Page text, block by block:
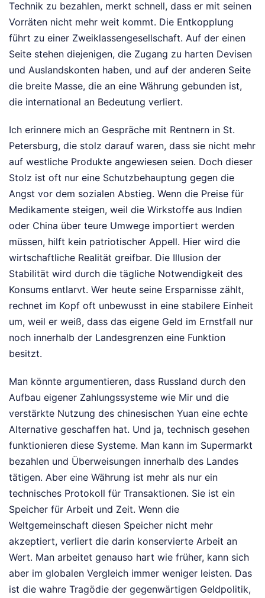
Technik zu bezahlen, merkt schnell, dass er mit seinen
Vorräten nicht mehr weit kommt. Die Entkopplung
führt zu einer Zweiklassengesellschaft. Auf der einen
Seite stehen diejenigen, die Zugang zu harten Devisen
und Auslandskonten haben, und auf der anderen Seite
die breite Masse, die an eine Währung gebunden ist,
die international an Bedeutung verliert.
Ich erinnere mich an Gespräche mit Rentnern in St.
Petersburg, die stolz darauf waren, dass sie nicht mehr
auf westliche Produkte angewiesen seien. Doch dieser
Stolz ist oft nur eine Schutzbehauptung gegen die
Angst vor dem sozialen Abstieg. Wenn die Preise für
Medikamente steigen, weil die Wirkstoffe aus Indien
oder China über teure Umwege importiert werden
müssen, hilft kein patriotischer Appell. Hier wird die
wirtschaftliche Realität greifbar. Die Illusion der
Stabilität wird durch die tägliche Notwendigkeit des
Konsums entlarvt. Wer heute seine Ersparnisse zählt,
rechnet im Kopf oft unbewusst in eine stabilere Einheit
um, weil er weiß, dass das eigene Geld im Ernstfall nur
noch innerhalb der Landesgrenzen eine Funktion
besitzt.
Man könnte argumentieren, dass Russland durch den
Aufbau eigener Zahlungssysteme wie Mir und die
verstärkte Nutzung des chinesischen Yuan eine echte
Alternative geschaffen hat. Und ja, technisch gesehen
funktionieren diese Systeme. Man kann im Supermarkt
bezahlen und Überweisungen innerhalb des Landes
tätigen. Aber eine Währung ist mehr als nur ein
technisches Protokoll für Transaktionen. Sie ist ein
Speicher für Arbeit und Zeit. Wenn die
Weltgemeinschaft diesen Speicher nicht mehr
akzeptiert, verliert die darin konservierte Arbeit an
Wert. Man arbeitet genauso hart wie früher, kann sich
aber im globalen Vergleich immer weniger leisten. Das
ist die wahre Tragödie der gegenwärtigen Geldpolitik,